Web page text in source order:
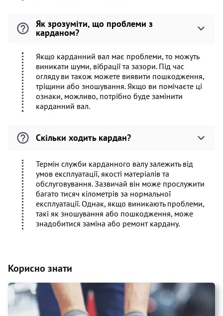
Як зрозуміти, що проблеми з
карданом?
Якщо карданний вал має проблеми, то можуть
виникати шуми, вібрації та зазори. Під час
огляду ви також можете виявити пошкодження,
тріщини або зношування. Якщо ви помічаєте ці
ознаки, можливо, потрібно буде замінити
карданний вал.
Скільки ходить кардан?
Термін служби карданного валу залежить від
умов експлуатації, якості матеріалів та
обслуговування. Зазвичай він може прослужити
багато тисяч кілометрів за нормальної
експлуатації. Однак, якщо виникають проблеми,
такі як зношування або пошкодження, може
знадобитися заміна або ремонт кардану.
Корисно знати